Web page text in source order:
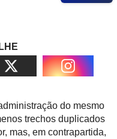
do mesmo
trechos duplicados
mas, em contrapartida,